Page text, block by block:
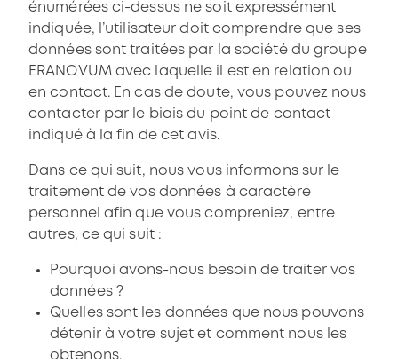
énumérées ci-dessus ne soit expressément
indiquée, l’utilisateur doit comprendre que ses
données sont traitées par la société du groupe
ERANOVUM avec laquelle il est en relation ou
en contact. En cas de doute, vous pouvez nous
contacter par le biais du point de contact
indiqué à la fin de cet avis.
Dans ce qui suit, nous vous informons sur le
traitement de vos données à caractère
personnel afin que vous compreniez, entre
autres, ce qui suit :
Pourquoi avons-nous besoin de traiter vos
données ?
Quelles sont les données que nous pouvons
détenir à votre sujet et comment nous les
obtenons.